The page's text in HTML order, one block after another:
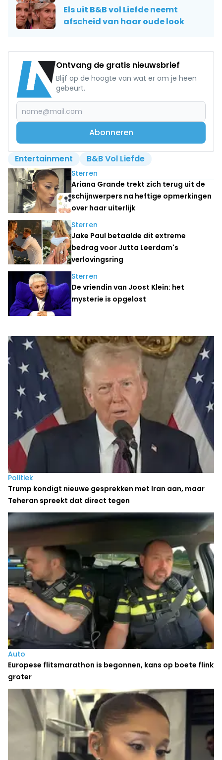
Els uit B&B vol Liefde neemt
afscheid van haar oude look
Ontvang de gratis nieuwsbrief
Blijf op de hoogte van wat er om je heen
gebeurt.
Abonneren
Entertainment B&B Vol Liefde
Lees ook
Sterren
Ariana Grande trekt zich terug uit de
schijnwerpers na heftige opmerkingen
over haar uiterlijk
Sterren
Jake Paul betaalde dit extreme
bedrag voor Jutta Leerdam's
verlovingsring
Sterren
De vriendin van Joost Klein: het
mysterie is opgelost
Laatste nieuws
Politiek
Trump kondigt nieuwe gesprekken met Iran aan, maar
Teheran spreekt dat direct tegen
Auto
Europese flitsmarathon is begonnen, kans op boete flink
groter